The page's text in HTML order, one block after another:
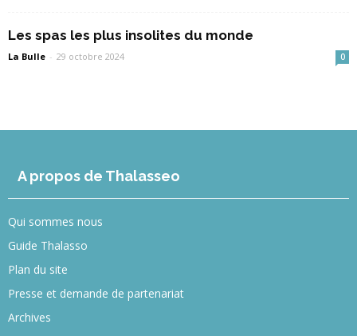
Les spas les plus insolites du monde
La Bulle - 29 octobre 2024 0
A propos de Thalasseo
Qui sommes nous
Guide Thalasso
Plan du site
Presse et demande de partenariat
Archives